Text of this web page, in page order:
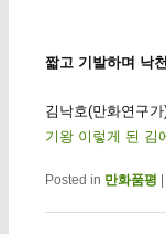
짧고 기발하며 낙
김낙호(만화연구가
기왕 이렇게 된 김
Posted in 만화품평